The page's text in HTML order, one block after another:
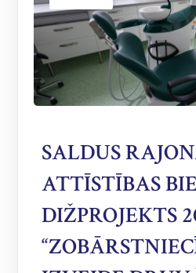
SALDUS
ATTĪSTĪBAS
DIŽPROJEKTS